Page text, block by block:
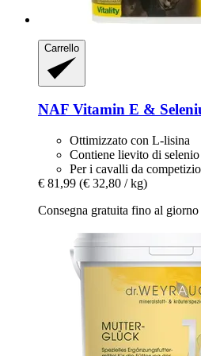
Carrello
NAF Vitamin E &
Ottimizzato con L-lisina
Contiene lievito di selenio
Per i cavalli da
€ 81,99 (€ 32,80 / kg)
Consegna gratuita fino al giorno